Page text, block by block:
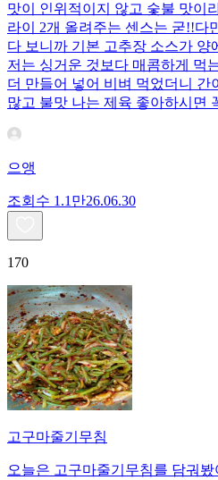
맛이 인위적이지 않고 숯불 맛이
라이 2개 올려주는 센스는 굳!! ​다
다 보니까 기본 고추장 소스가 양
저는 싱거운 것보다 매콤하게 먹
더 만들어 넣어 비벼 먹었더니
많고 불맛 나는 제육 좋아하시면
으앵
조회수 1.1만26.06.30
170
고구마줄기무침
오늘은 고구마줄기무침를 담궈